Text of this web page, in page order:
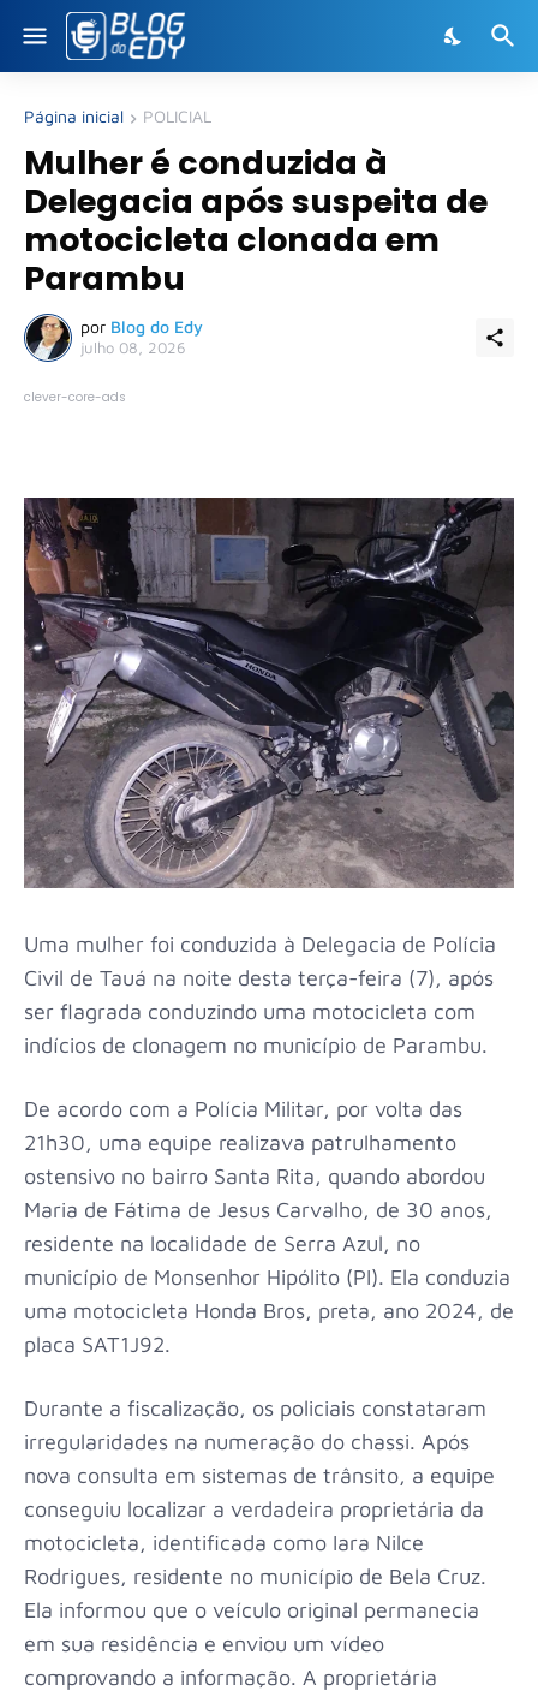
Página inicial POLICIAL
Mulher é conduzida à
Delegacia após suspeita de
motocicleta clonada em
Parambu
por Blog do Edy
julho 08, 2026
clever-core-ads
Uma mulher foi conduzida à Delegacia de Polícia
Civil de Tauá na noite desta terça-feira (7), após
ser flagrada conduzindo uma motocicleta com
indícios de clonagem no município de Parambu.
De acordo com a Polícia Militar, por volta das
21h30, uma equipe realizava patrulhamento
ostensivo no bairro Santa Rita, quando abordou
Maria de Fátima de Jesus Carvalho, de 30 anos,
residente na localidade de Serra Azul, no
município de Monsenhor Hipólito (PI). Ela conduzia
uma motocicleta Honda Bros, preta, ano 2024, de
placa SAT1J92.
Durante a fiscalização, os policiais constataram
irregularidades na numeração do chassi. Após
nova consulta em sistemas de trânsito, a equipe
conseguiu localizar a verdadeira proprietária da
motocicleta, identificada como Iara Nilce
Rodrigues, residente no município de Bela Cruz.
Ela informou que o veículo original permanecia
em sua residência e enviou um vídeo
comprovando a informação. A proprietária